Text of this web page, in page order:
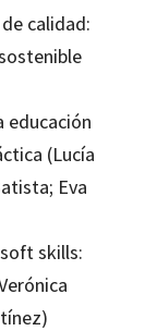
calidad:
educación
(Lucía
Eva
skills: